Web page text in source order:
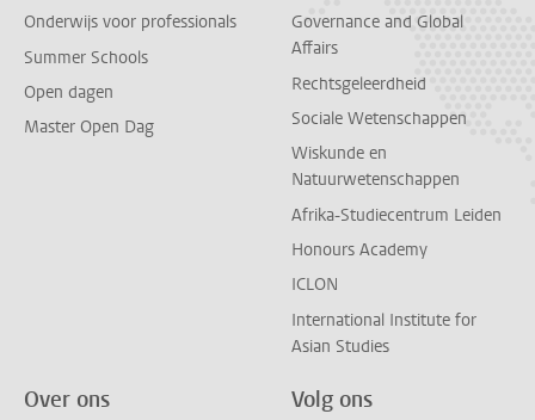
Onderwijs voor professionals
Summer Schools
Open dagen
Master Open Dag
Governance and Global
Affairs
Rechtsgeleerdheid
Sociale Wetenschappen
Wiskunde en
Natuurwetenschappen
Afrika-Studiecentrum Leiden
Honours Academy
ICLON
International Institute for
Asian Studies
Over ons Volg ons